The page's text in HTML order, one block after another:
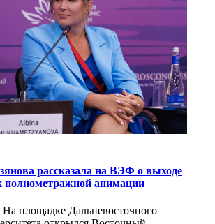
рассказала на ВЭФ о выходе
анимации
Дальневосточного